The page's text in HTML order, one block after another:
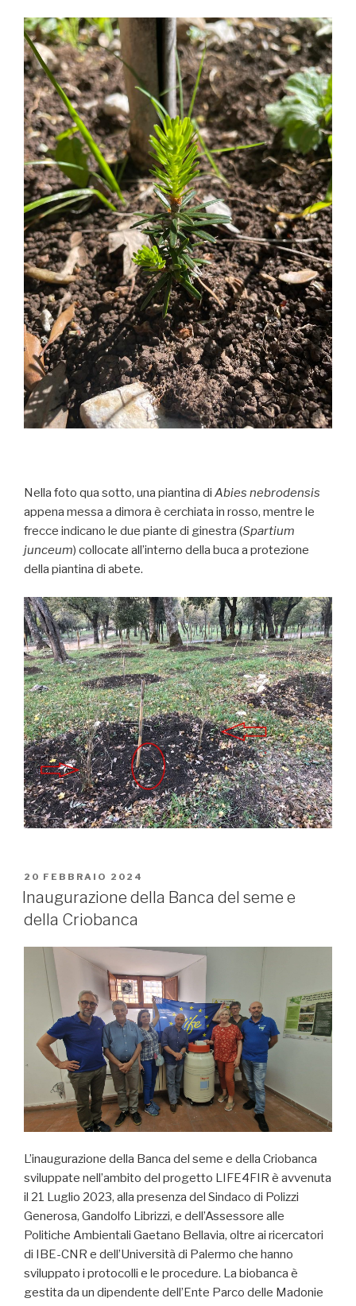
Nella foto qua sotto, una piantina di Abies nebrodensis
appena messa a dimora è cerchiata in rosso, mentre le
frecce indicano le due piante di ginestra (Spartium
junceum) collocate all’interno della buca a protezione
della piantina di abete.
PUBBLICATO
IL
20 FEBBRAIO 2024
Inaugurazione della Banca del seme e
della Criobanca
L’inaugurazione della Banca del seme e della Criobanca
sviluppate nell’ambito del progetto LIFE4FIR è avvenuta
il 21 Luglio 2023, alla presenza del Sindaco di Polizzi
Generosa, Gandolfo Librizzi, e dell’Assessore alle
Politiche Ambientali Gaetano Bellavia, oltre ai ricercatori
di IBE-CNR e dell’Università di Palermo che hanno
sviluppato i protocolli e le procedure. La biobanca è
gestita da un dipendente dell’Ente Parco delle Madonie